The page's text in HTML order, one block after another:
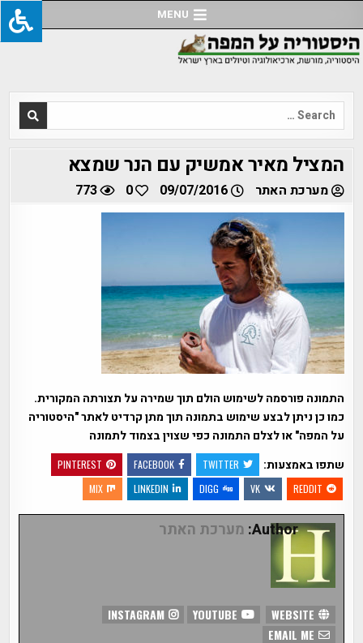
to
content
MENU
Search
for:
המציל מאיר אמשיק עם הנר שמצא
מערכת האתר 09/07/2016
0
773
התמונה פורסמה לשימוש הולם תוך שמירה על תצורתה המקורית.
כמו כן ניתן לבצע שימוש בתמונה תוך מתן קרדיט לאתר "היסטוריה
על המפה" או לצלם התמונה כפי שצוין בצמוד לתמונה
שתפו באמצעות:
TWITTER
FACEBOOK
PINTEREST
REDDIT
VK
DIGG
LINKEDIN
MIX
Author: מערכת האתר
INSTAGRAM